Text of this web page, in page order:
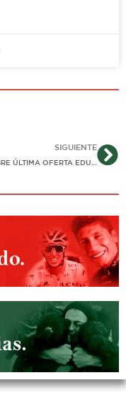
SIGUIENTE